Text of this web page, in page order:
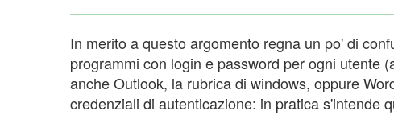
In merito a questo argomento regna un po' di
programmi con login e password per ogni utente
anche Outlook, la rubrica di windows, oppure
credenziali di autenticazione: in pratica s'intende